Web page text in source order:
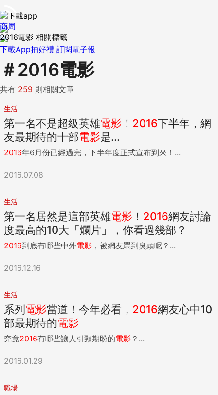
下載App抽好禮 訂閱電子報
商周
2016電影 相關標籤
＃ 2016電影
共有 259 則相關文章
生活
第一名不是超級英雄電影 ！ 2016下半年，網
友最期待的十部電影是...
2016年6月份已經過完，下半年度正式宣布到來！...
2016.07.08
生活
第一名居然是這部英雄電影 ！ 2016網友討論
度最高的10大「爛片」，你看過幾部？
2016到底有哪些中外電影 ，被網友罵到臭頭呢？...
2016.12.16
生活
系列電影當道！今年必看， 2016網友心中10
部最期待的電影
究竟2016有哪些讓人引頸期盼的電影 ？...
2016.01.29
職場